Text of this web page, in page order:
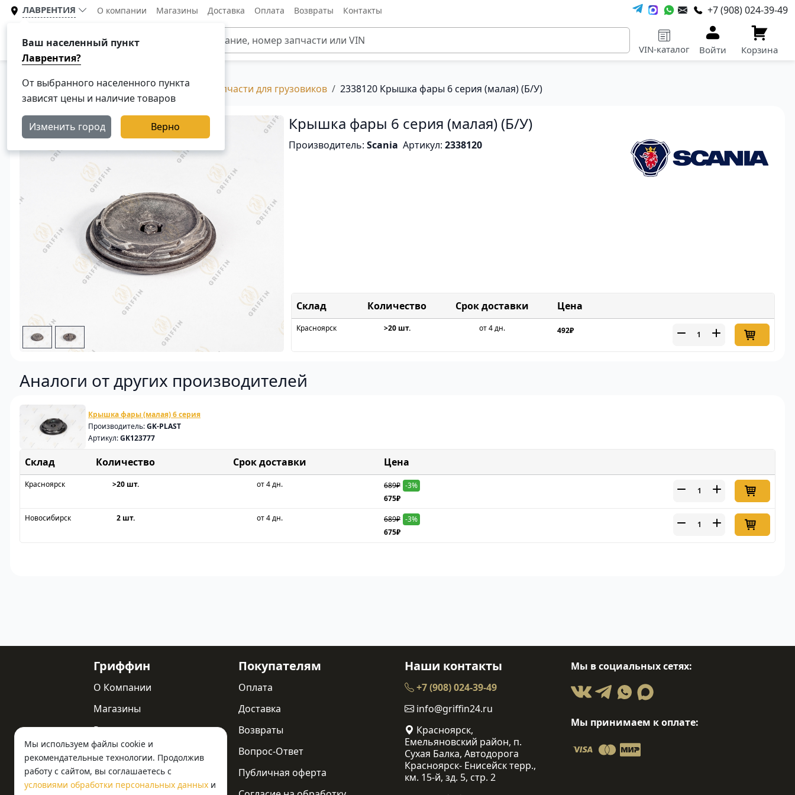
ЛАВРЕНТИЯ
Ваш населенный пункт
Лаврентия?
От выбранного населенного пункта
зависят цены и наличие товаров
Изменить город Верно
О компании Магазины Доставка Оплата Возвраты Контакты +7 (908) 024-39-49
Каталог
VIN-каталог Войти Корзина
Главная Каталог Разборка Скания, Б/У запчасти для грузовиков 2338120 Крышка фары 6 серия (малая) (Б/У)
Крышка фары 6 серия (малая) (Б/У)
Производитель:Scania Артикул:2338120
Склад Срок доставки Цена
Красноярск >20 шт. от 4 дн. 492₽
Аналоги от других производителей
Крышка фары (малая) 6 серия
Производитель:GK-PLAST
Артикул:GK123777
Склад Срок доставки Цена
Красноярск >20 шт. от 4 дн. 689₽ -3%
675₽
Новосибирск
2 шт. от 4 дн. 689₽ -3%
675₽
Мы используем файлы cookie и
рекомендательные технологии. Продолжив
работу с сайтом, вы соглашаетесь с
условиями обработки персональных данных и
Гриффин
О Компании
Магазины
Реквизиты
Статьи
Новости
Покупателям
Оплата
Доставка
Возвраты
Вопрос-Ответ
Публичная оферта
Наши контакты
+7 (908) 024-39-49
info@griffin24.ru
Красноярск,
Емельяновский район, п.
Сухая Балка, Автодорога
Красноярск- Енисейск терр.,
км. 15-й, зд. 5, стр. 2
Мы в социальных сетях:
Мы принимаем к оплате: